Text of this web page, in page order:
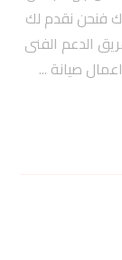
فنحن نقدم لك
الدعم الفنى
صيانة ...